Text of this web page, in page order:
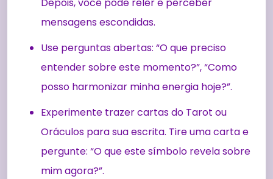
Depois, você pode reler e perceber
mensagens escondidas.
Use perguntas abertas: “O que preciso
entender sobre este momento?”, “Como
posso harmonizar minha energia hoje?”.
Experimente trazer cartas do Tarot ou
Oráculos para sua escrita. Tire uma carta e
pergunte: “O que este símbolo revela sobre
mim agora?”.